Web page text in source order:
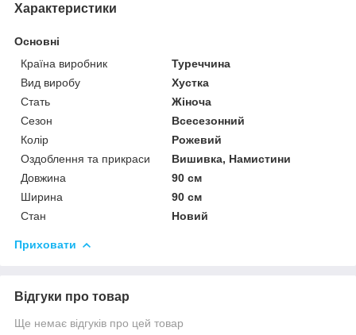
Характеристики
Основні
Країна виробник
Туреччина
Вид виробу
Хустка
Стать
Жіноча
Сезон
Всесезонний
Колір
Рожевий
Оздоблення та прикраси
Вишивка, Намистини
Довжина
90 см
Ширина
90 см
Стан
Новий
Приховати
Відгуки про товар
Ще немає відгуків про цей товар